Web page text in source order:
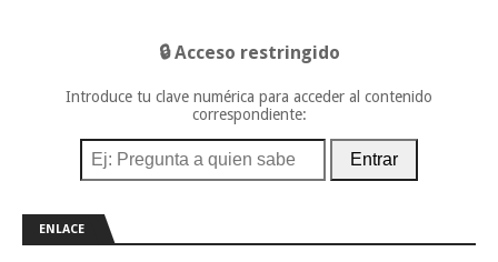
🔒 Acceso restringido
Introduce tu clave numérica para acceder al contenido
correspondiente:
Entrar
ENLACE